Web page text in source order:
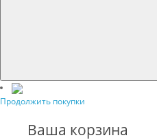
Продолжить покупки
Ваша корзина